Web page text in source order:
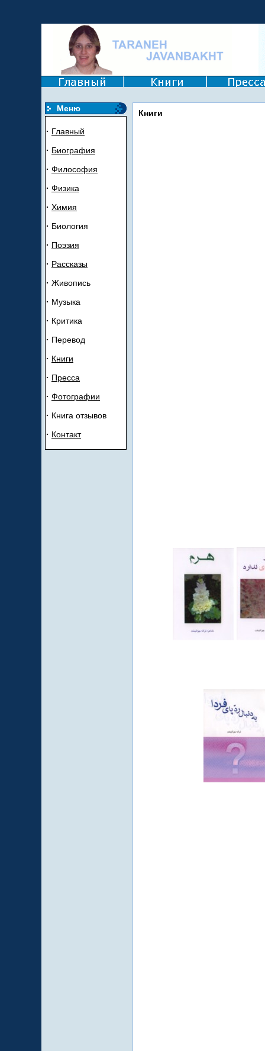
Mеню
· Главный
· Биогрaфия
· Филoсoфия
· Физика
· Химия
· Биология
· Пoэзия
· Рассказы
· Живопись
· Музыка
· Критика
· Перевод
· Книги
· Прeсса
· Фотогрaфии
· Книга отзывов
· Кoнтакт
Книги